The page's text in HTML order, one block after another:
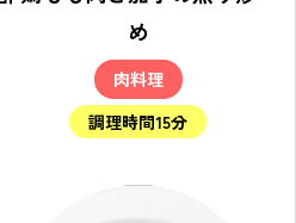
め
肉料理
調理時間15分